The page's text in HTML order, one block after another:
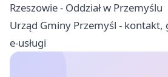
Rzeszowie - Oddział w Przemyślu
Urząd Gminy Przemyśl - kontakt,
e-usługi